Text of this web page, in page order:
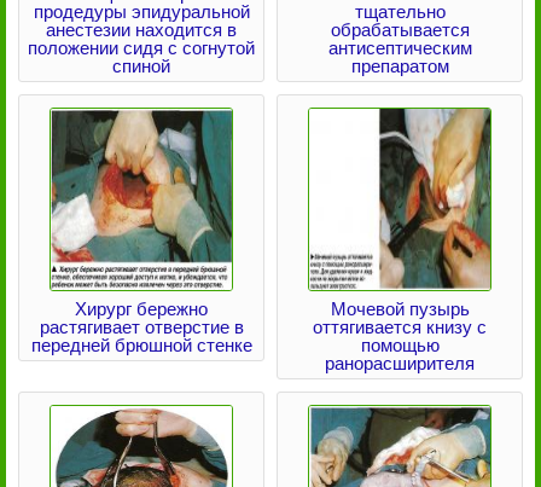
продедуры эпидуральной
анестезии находится в
положении сидя с согнутой
спиной
тщательно
обрабатывается
антисептическим
препаратом
Хирург бережно
растягивает отверстие в
передней брюшной стенке
Мочевой пузырь
оттягивается книзу с
помощью
ранорасширителя